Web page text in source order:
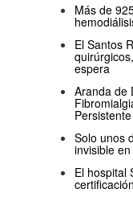
Más de
El Santos
espera
Aranda de
Persistente
Solo unos
invisible
El hospital